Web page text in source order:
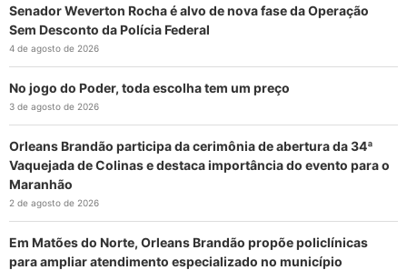
Senador Weverton Rocha é alvo de nova fase da Operação
Sem Desconto da Polícia Federal
4 de agosto de 2026
No jogo do Poder, toda escolha tem um preço
3 de agosto de 2026
Orleans Brandão participa da cerimônia de abertura da 34ª
Vaquejada de Colinas e destaca importância do evento para o
Maranhão
2 de agosto de 2026
Em Matões do Norte, Orleans Brandão propõe policlínicas
para ampliar atendimento especializado no município